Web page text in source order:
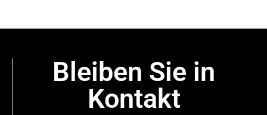
Bleiben Sie in
Kontakt